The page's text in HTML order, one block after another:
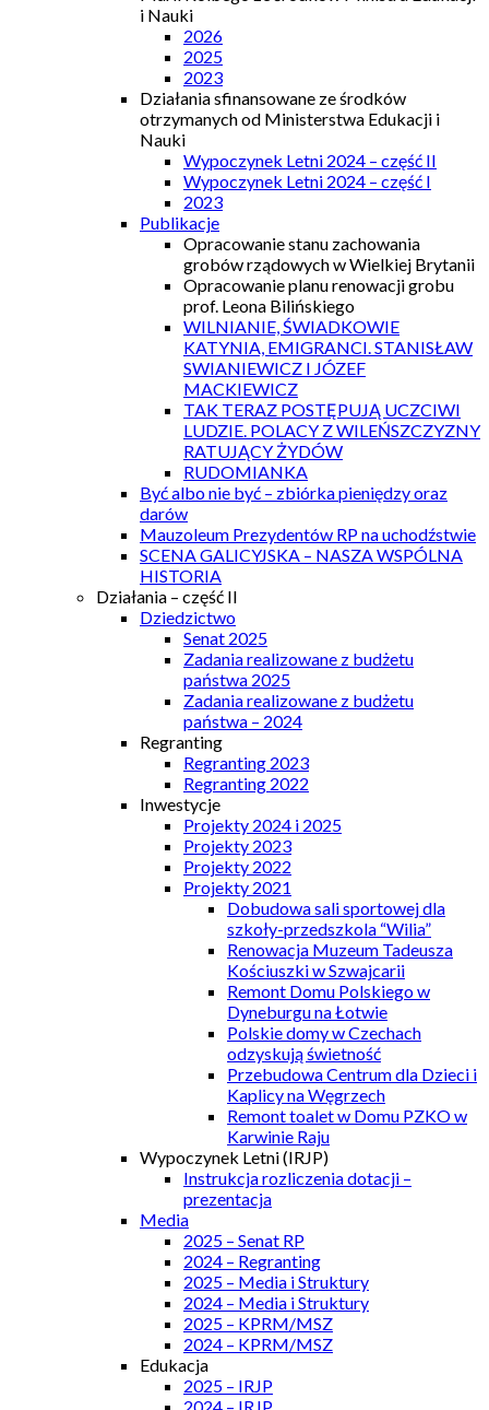
i Nauki
2026
2025
2023
Działania sfinansowane ze środków
otrzymanych od Ministerstwa Edukacji i
Nauki
Wypoczynek Letni 2024 – część II
Wypoczynek Letni 2024 – część I
2023
Publikacje
Opracowanie stanu zachowania
grobów rządowych w Wielkiej Brytanii
Opracowanie planu renowacji grobu
prof. Leona Bilińskiego
WILNIANIE, ŚWIADKOWIE
KATYNIA, EMIGRANCI. STANISŁAW
SWIANIEWICZ I JÓZEF
MACKIEWICZ
TAK TERAZ POSTĘPUJĄ UCZCIWI
LUDZIE. POLACY Z WILEŃSZCZYZNY
RATUJĄCY ŻYDÓW
RUDOMIANKA
Być albo nie być – zbiórka pieniędzy oraz
darów
Mauzoleum Prezydentów RP na uchodźstwie
SCENA GALICYJSKA – NASZA WSPÓLNA
HISTORIA
Działania – część II
Dziedzictwo
Senat 2025
Zadania realizowane z budżetu
państwa 2025
Zadania realizowane z budżetu
państwa – 2024
Regranting
Regranting 2023
Regranting 2022
Inwestycje
Projekty 2024 i 2025
Projekty 2023
Projekty 2022
Projekty 2021
Dobudowa sali sportowej dla
szkoły-przedszkola “Wilia”
Renowacja Muzeum Tadeusza
Kościuszki w Szwajcarii
Remont Domu Polskiego w
Dyneburgu na Łotwie
Polskie domy w Czechach
odzyskują świetność
Przebudowa Centrum dla Dzieci i
Kaplicy na Węgrzech
Remont toalet w Domu PZKO w
Karwinie Raju
Wypoczynek Letni (IRJP)
Instrukcja rozliczenia dotacji –
prezentacja
Media
2025 – Senat RP
2024 – Regranting
2025 – Media i Struktury
2024 – Media i Struktury
2025 – KPRM/MSZ
2024 – KPRM/MSZ
Edukacja
2025 – IRJP